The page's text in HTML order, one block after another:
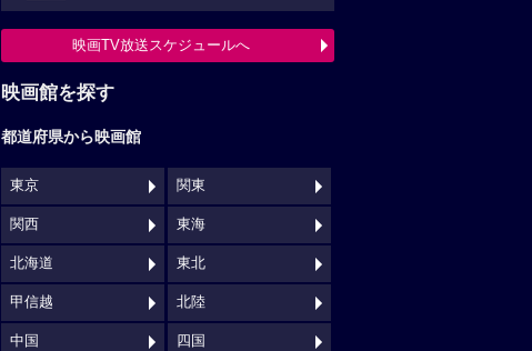
映画TV放送スケジュールへ
映画館を探す
都道府県から映画館
東京 関東
関西 東海
北海道 東北
甲信越 北陸
中国 四国